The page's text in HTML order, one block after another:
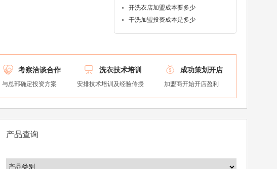
开洗衣店加盟成本要多少
干洗加盟投资成本是多少
 考察洽谈合作
与总部确定投资方案
 洗衣技术培训
安排技术培训及经验传授
 成功策划开店
加盟商开始开店盈利
产品查询